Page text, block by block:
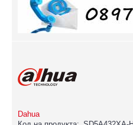
Dahua